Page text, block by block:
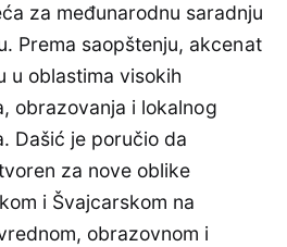
za međunarodnu saradnju
Prema saopštenju, akcenat
u oblastima visokih
obrazovanja i lokalnog
Dašić je poručio da
za nove oblike
i Švajcarskom na
obrazovnom i